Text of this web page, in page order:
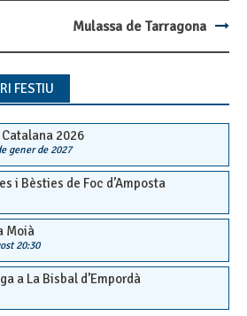
Mulassa de Tarragona
FESTIU
2026
gener de 2027
i Bèsties de Foc d’Amposta
Moià
20:30
a La Bisbal d’Empordà